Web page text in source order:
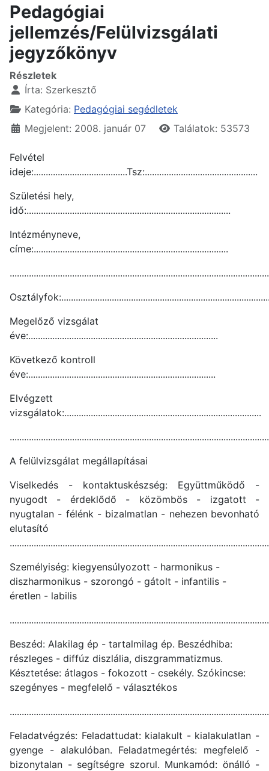
Pedagógiai
jellemzés/Felülvizsgálati
jegyzőkönyv
Részletek
Írta: Szerkesztő
Kategória: Pedagógiai segédletek
Megjelent: 2008. január 07
Találatok: 53573
Felvétel
ideje:.......................................Tsz:...............................................
Születési hely,
idő:.....................................................................................
Intézményneve,
címe:.................................................................................
Megelőző vizsgálat
éve:...............................................................................
Következő kontroll
éve:..............................................................................
Elvégzett
vizsgálatok:..................................................................................
A felülvizsgálat megállapításai
Viselkedés - kontaktuskészség: Együttműködő -
nyugodt - érdeklődő - közömbös - izgatott -
nyugtalan - félénk - bizalmatlan - nehezen bevonható
elutasító
Személyiség: kiegyensúlyozott - harmonikus -
diszharmonikus - szorongó - gátolt - infantilis -
éretlen - labilis
Beszéd: Alakilag ép - tartalmilag ép. Beszédhiba:
részleges - diffúz diszlália, diszgrammatizmus.
Késztetése: átlagos - fokozott - csekély. Szókincse:
szegényes - megfelelő - választékos
Feladatvégzés: Feladattudat: kialakult - kialakulatlan -
gyenge - alakulóban. Feladatmegértés: megfelelő -
bizonytalan - segítségre szorul. Munkamód: önálló -